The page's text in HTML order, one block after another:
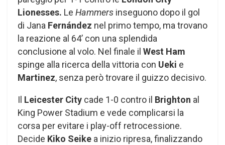
Lionesses. Le Hammers inseguono dopo il gol
di Jana Fernández nel primo tempo, ma trovano
la reazione al 64’ con una splendida
conclusione al volo. Nel finale il West Ham
spinge alla ricerca della vittoria con Ueki e
Martinez, senza però trovare il guizzo decisivo.
Il Leicester City cade 1-0 contro il Brighton al
King Power Stadium e vede complicarsi la
corsa per evitare i play-off retrocessione.
Decide Kiko Seike a inizio ripresa, finalizzando